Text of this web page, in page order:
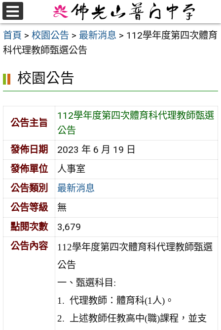
跳
至
主
要
首頁 > 校園公告 > 最新消息 > 112學年度第四次體育
科代理教師甄選公告
校園公告
公告主旨
112學年度第四次體育科代理教師甄選
公告
發佈日期
2023 年 6 月 19 日
發佈單位
人事室
公告類別
最新消息
公告等級
無
點閱次數
3,679
公告內容
112學年度第四次體育科代理教師甄選
公告
一、甄選科目:
1.代理教師：體育科(1人)。
2.
上述教師任教高中(職)課程，並支
選
單